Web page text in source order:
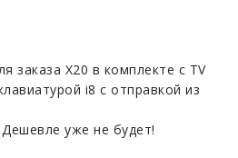
заказа X20 в комплекте с TV
i8 с отправкой из
уже не будет!